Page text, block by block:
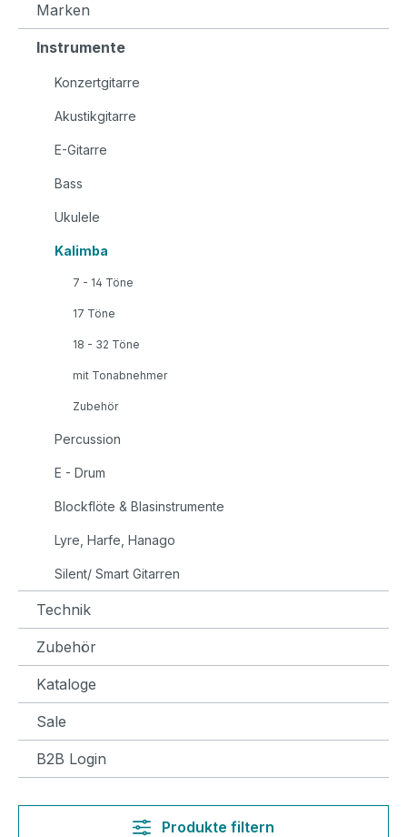
Marken
Instrumente
Konzertgitarre
Akustikgitarre
E-Gitarre
Bass
Ukulele
Kalimba
7 - 14 Töne
17 Töne
18 - 32 Töne
mit Tonabnehmer
Zubehör
Percussion
E - Drum
Blockflöte & Blasinstrumente
Lyre, Harfe, Hanago
Silent/ Smart Gitarren
Technik
Zubehör
Kataloge
Sale
B2B Login
Produkte filtern